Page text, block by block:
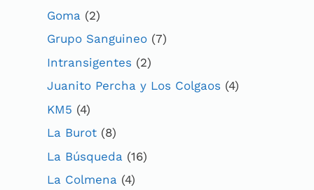
Goma (2)
Grupo Sanguineo (7)
Intransigentes (2)
Juanito Percha y Los Colgaos (4)
KM5 (4)
La Burot (8)
La Búsqueda (16)
La Colmena (4)